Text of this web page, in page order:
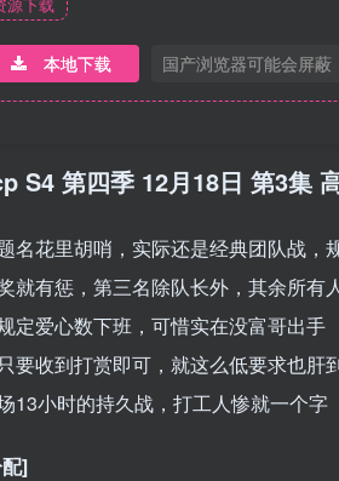
本地下载 国产浏览器可能会屏
S4 第四季 12月18日 第3集
名花里胡哨，实际还是经典团队战，
就有惩，第三名除队长外，其余所有
定爱心数下班，可惜实在没富哥出手
要收到打赏即可，就这么低要求也肝
13小时的持久战，打工人惨就一个字
]